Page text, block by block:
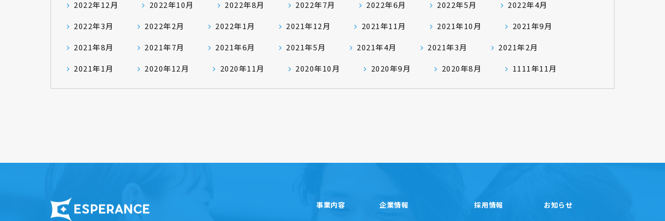
2022年12月 2022年10月 2022年8月 2022年7月 2022年6月 2022年5月 2022年4月
2022年3月 2022年2月 2022年1月 2021年12月 2021年11月 2021年10月 2021年9月
2021年8月 2021年7月 2021年6月 2021年5月 2021年4月 2021年3月 2021年2月
2021年1月 2020年12月 2020年11月 2020年10月 2020年9月 2020年8月 1111年11月
事業内容 企業情報 採用情報
お知らせ